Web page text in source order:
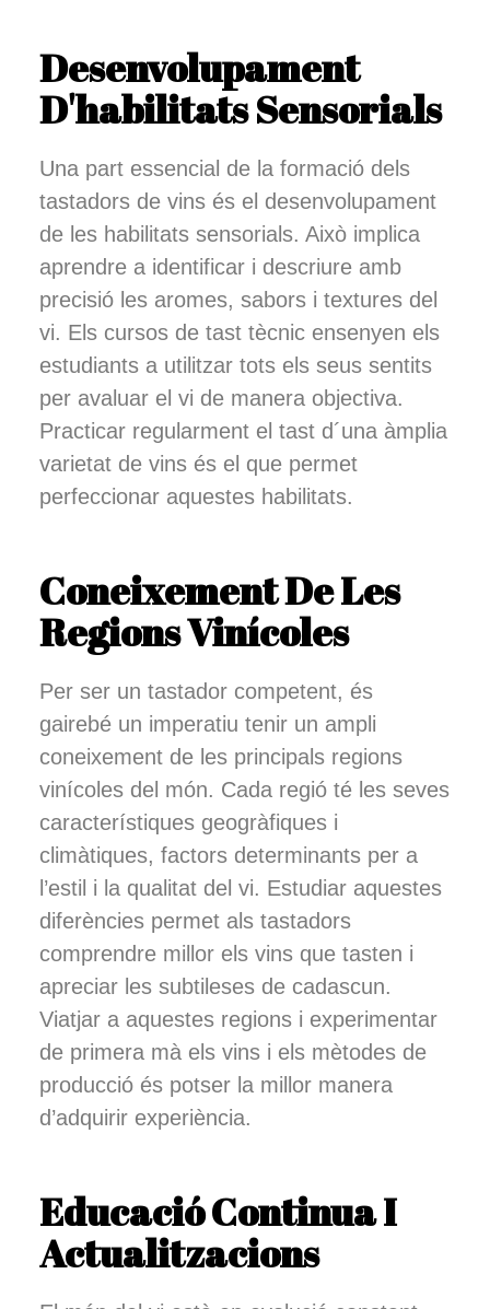
Desenvolupament
D'habilitats Sensorials
Una part essencial de la formació dels
tastadors de vins és el desenvolupament
de les habilitats sensorials. Això implica
aprendre a identificar i descriure amb
precisió les aromes, sabors i textures del
vi. Els cursos de tast tècnic ensenyen els
estudiants a utilitzar tots els seus sentits
per avaluar el vi de manera objectiva.
Practicar regularment el tast d´una àmplia
varietat de vins és el que permet
perfeccionar aquestes habilitats.
Coneixement De Les
Regions Vinícoles
Per ser un tastador competent, és
gairebé un imperatiu tenir un ampli
coneixement de les principals regions
vinícoles del món. Cada regió té les seves
característiques geogràfiques i
climàtiques, factors determinants per a
l’estil i la qualitat del vi. Estudiar aquestes
diferències permet als tastadors
comprendre millor els vins que tasten i
apreciar les subtileses de cadascun.
Viatjar a aquestes regions i experimentar
de primera mà els vins i els mètodes de
producció és potser la millor manera
d’adquirir experiència.
Educació Continua I
Actualitzacions